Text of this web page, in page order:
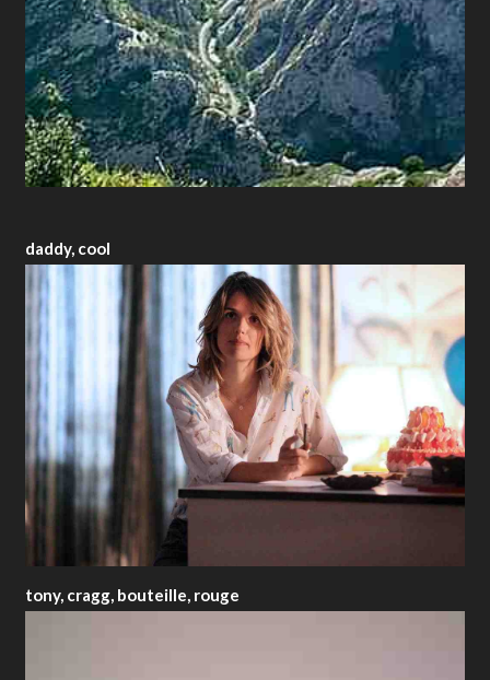
daddy, cool
tony, cragg, bouteille, rouge